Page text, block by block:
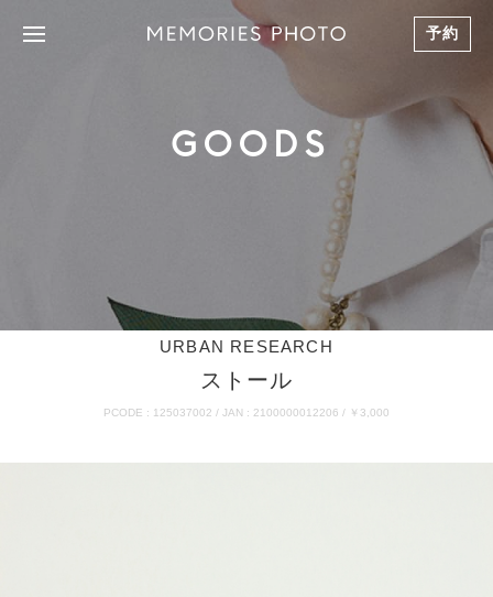
予約
GOODS
URBAN RESEARCH
ストール
PCODE : 125037002 / JAN : 2100000012206 / ￥3,000